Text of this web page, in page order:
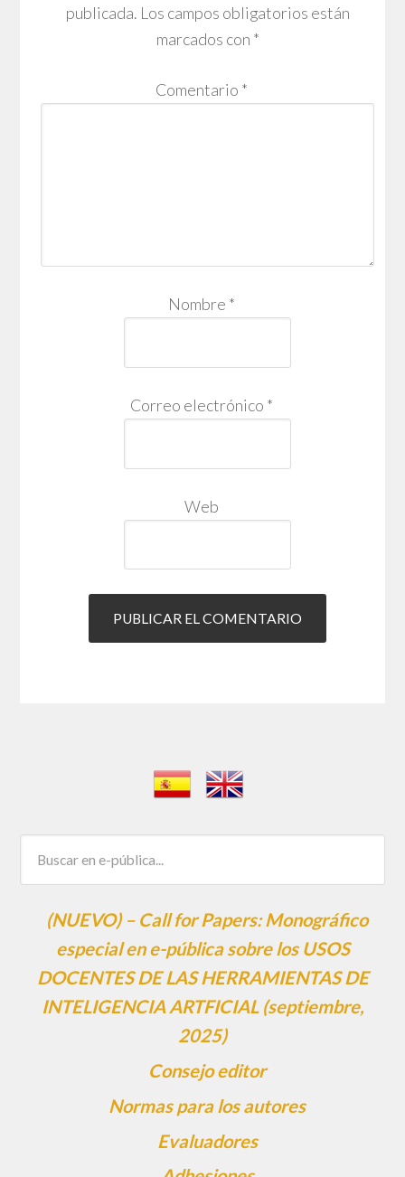
publicada. Los campos obligatorios están
marcados con *
Comentario *
Nombre *
Correo electrónico *
Web
(NUEVO) – Call for Papers: Monográfico
especial en e-pública sobre los USOS
DOCENTES DE LAS HERRAMIENTAS DE
INTELIGENCIA ARTFICIAL (septiembre,
2025)
Consejo editor
Normas para los autores
Evaluadores